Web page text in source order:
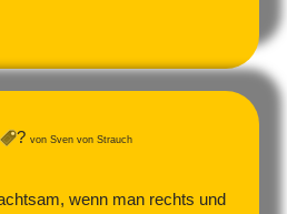
? von Sven von Strauch
wenn man rechts und